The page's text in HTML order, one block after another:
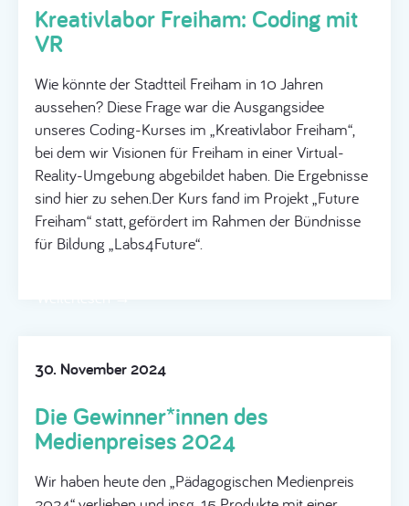
Kreativlabor Freiham: Coding mit
VR
Wie könnte der Stadtteil Freiham in 10 Jahren
aussehen? Diese Frage war die Ausgangsidee
unseres Coding-Kurses im „Kreativlabor Freiham“,
bei dem wir Visionen für Freiham in einer Virtual-
Reality-Umgebung abgebildet haben. Die Ergebnisse
sind hier zu sehen.Der Kurs fand im Projekt „Future
Freiham“ statt, gefördert im Rahmen der Bündnisse
für Bildung „Labs4Future“.
30. November 2024
Die Gewinner*innen des
Medienpreises 2024
Wir haben heute den „Pädagogischen Medienpreis